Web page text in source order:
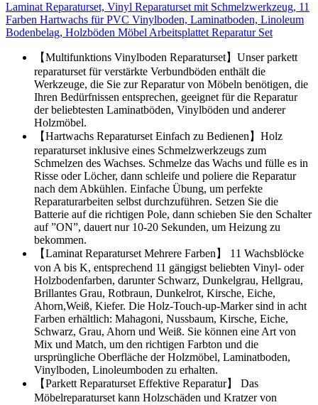
Laminat Reparaturset, Vinyl Reparaturset mit Schmelzwerkzeug, 11
Farben Hartwachs für PVC Vinylboden, Laminatboden, Linoleum
Bodenbelag, Holzböden Möbel Arbeitsplattet Reparatur Set
【Multifunktions Vinylboden Reparaturset】Unser parkett
reparaturset für verstärkte Verbundböden enthält die
Werkzeuge, die Sie zur Reparatur von Möbeln benötigen, die
Ihren Bedürfnissen entsprechen, geeignet für die Reparatur
der beliebtesten Laminatböden, Vinylböden und anderer
Holzmöbel.
【Hartwachs Reparaturset Einfach zu Bedienen】Holz
reparaturset inklusive eines Schmelzwerkzeugs zum
Schmelzen des Wachses. Schmelze das Wachs und fülle es in
Risse oder Löcher, dann schleife und poliere die Reparatur
nach dem Abkühlen. Einfache Übung, um perfekte
Reparaturarbeiten selbst durchzuführen. Setzen Sie die
Batterie auf die richtigen Pole, dann schieben Sie den Schalter
auf ”ON”, dauert nur 10-20 Sekunden, um Heizung zu
bekommen.
【Laminat Reparaturset Mehrere Farben】 11 Wachsblöcke
von A bis K, entsprechend 11 gängigst beliebten Vinyl- oder
Holzbodenfarben, darunter Schwarz, Dunkelgrau, Hellgrau,
Brillantes Grau, Rotbraun, Dunkelrot, Kirsche, Eiche,
Ahorn,Weiß, Kiefer. Die Holz-Touch-up-Marker sind in acht
Farben erhältlich: Mahagoni, Nussbaum, Kirsche, Eiche,
Schwarz, Grau, Ahorn und Weiß. Sie können eine Art von
Mix und Match, um den richtigen Farbton und die
ursprüngliche Oberfläche der Holzmöbel, Laminatboden,
Vinylboden, Linoleumboden zu erhalten.
【Parkett Reparaturset Effektive Reparatur】 Das
Möbelreparaturset kann Holzschäden und Kratzer von